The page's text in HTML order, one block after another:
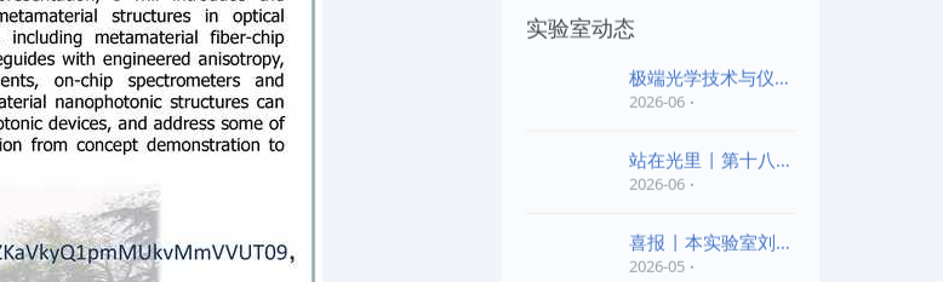
实验室动态
极端光学技术与仪器
全国重点实验室第四
2026-06
站在光里 | 第十八届
公益EPI中学生光
2026-06
喜报 | 本实验室刘旭
老师和陈红胜老师荣
2026-05